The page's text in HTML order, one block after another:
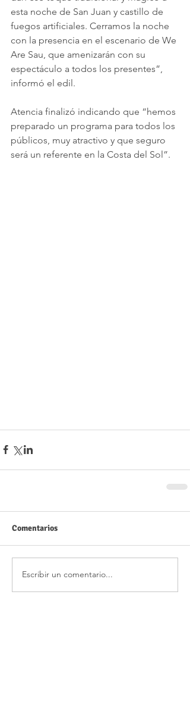
esta noche de San Juan y castillo de
fuegos artificiales. Cerramos la noche
con la presencia en el escenario de We
Are Sau, que amenizarán con su
espectáculo a todos los presentes”,
informó el edil.
Atencia finalizó indicando que “hemos
preparado un programa para todos los
públicos, muy atractivo y que seguro
será un referente en la Costa del Sol”.
Comentarios
Escribir un comentario...